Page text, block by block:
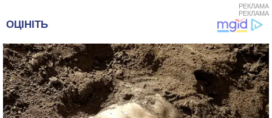
РЕКЛАМА
РЕКЛАМА